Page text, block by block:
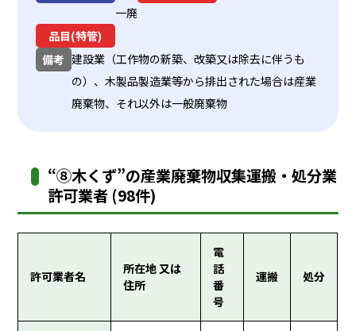
一廃
品目(特管)
備考 建設業（工作物の新築、改築又は除去に伴うも
の）、木製品製造業等から排出された場合は産業
廃棄物、それ以外は一般廃棄物
“⑧木くず”の産業廃棄物収集運搬・処分業
許可業者 (98件)
許可業者名
所在地 又は
住所
電
話
番
号
運搬 処分